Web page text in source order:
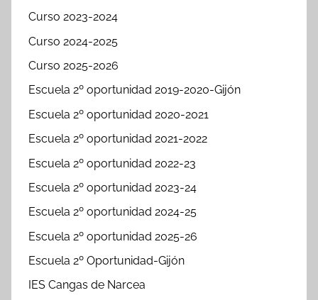
Curso 2023-2024
Curso 2024-2025
Curso 2025-2026
Escuela 2º oportunidad 2019-2020-Gijón
Escuela 2º oportunidad 2020-2021
Escuela 2º oportunidad 2021-2022
Escuela 2º oportunidad 2022-23
Escuela 2º oportunidad 2023-24
Escuela 2º oportunidad 2024-25
Escuela 2º oportunidad 2025-26
Escuela 2º Oportunidad-Gijón
IES Cangas de Narcea